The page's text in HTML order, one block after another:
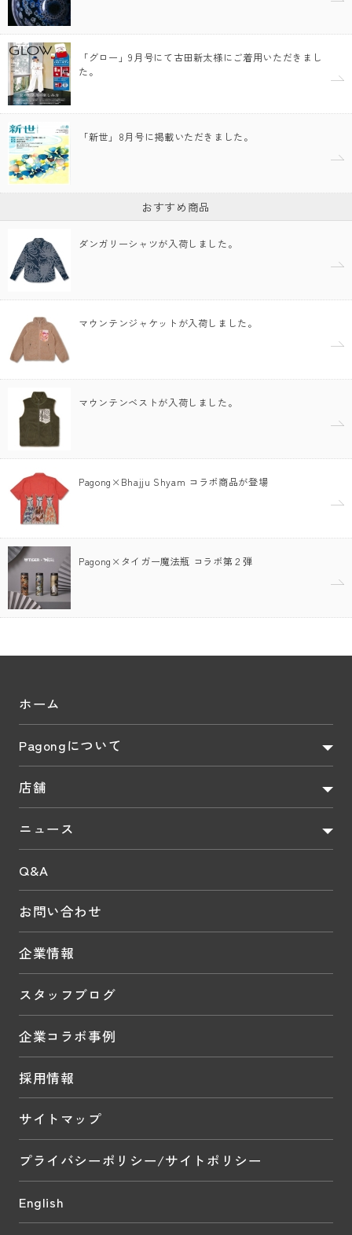
「グロー」9月号にて古田新太様にご着用いただきまし
た。
「新世」8月号に掲載いただきました。
おすすめ商品
ダンガリーシャツが入荷しました。
マウンテンジャケットが入荷しました。
マウンテンベストが入荷しました。
Pagong×Bhajju Shyam コラボ商品が登場
Pagong×タイガー魔法瓶 コラボ第２弾
ホーム
Pagongについて
店舗
ニュース
Q&A
お問い合わせ
企業情報
スタッフブログ
企業コラボ事例
採用情報
サイトマップ
プライバシーポリシー/サイトポリシー
English